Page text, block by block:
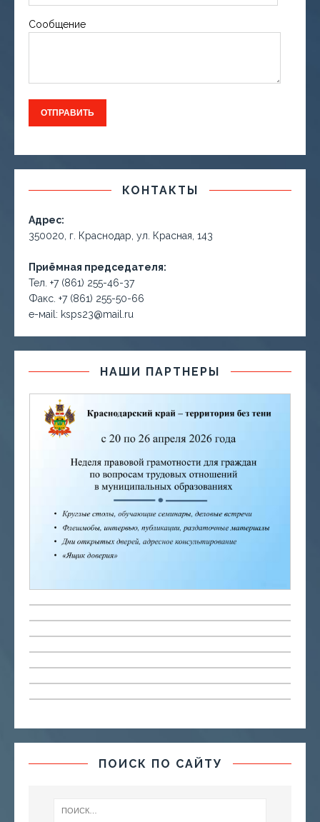
Сообщение
КОНТАКТЫ
Адрес:
350020, г. Краснодар, ул. Красная, 143
Приёмная председателя:
Тел. +7 (861) 255-46-37
Факс. +7 (861) 255-50-66
е-маil: ksps23@mail.ru
НАШИ ПАРТНЕРЫ
ПОИСК ПО САЙТУ